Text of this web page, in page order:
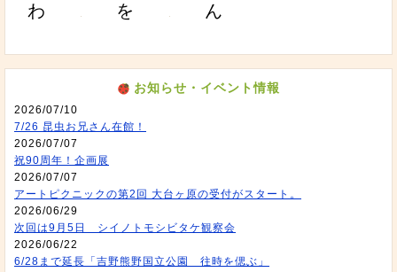
わ
を ん
お知らせ・イベント情報
2026/07/10
7/26 昆虫お兄さん在館！
2026/07/07
祝90周年！企画展
2026/07/07
アートピクニックの第2回 大台ヶ原の受付がスタート。
2026/06/29
次回は9月5日 シイノトモシビタケ観察会
2026/06/22
6/28まで延長「吉野熊野国立公園 往時を偲ぶ」